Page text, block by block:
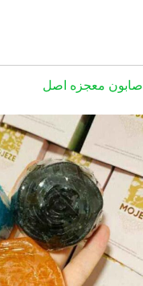
صابون معجزه اصل